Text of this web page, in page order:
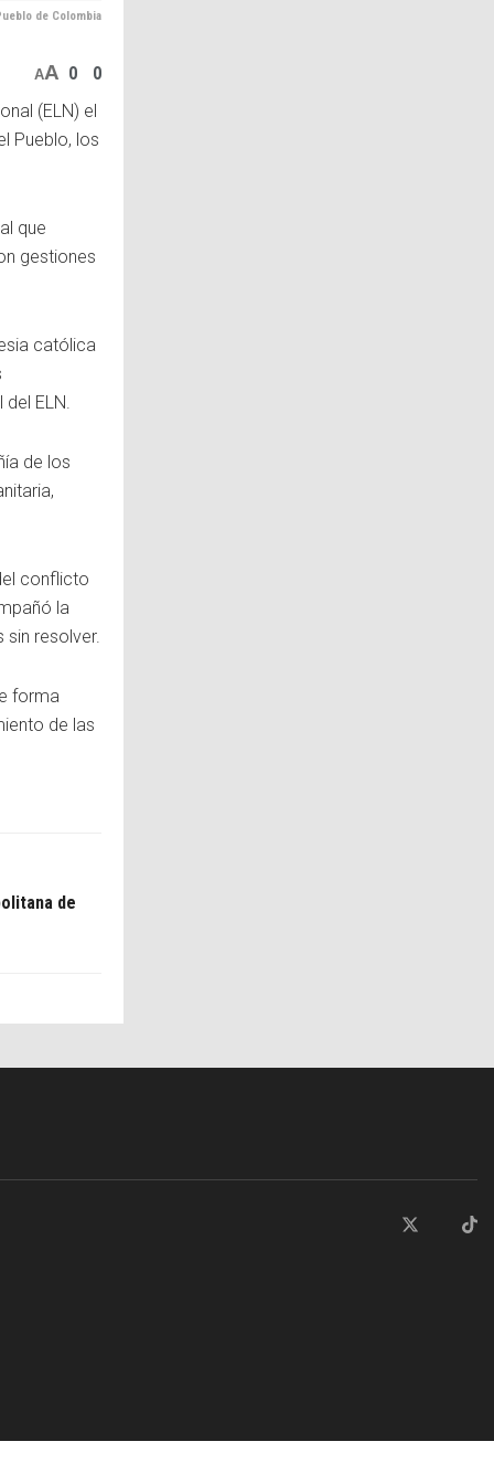
de Colombia
AA 0
0
(ELN) el
Pueblo, los
que
gestiones
católica
ELN.
de los
conflicto
la
sin resolver.
forma
de las
de